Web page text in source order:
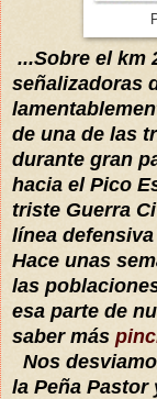
...Sobre el km
señalizadoras
lamentable
de una de las
durante gran
hacia el Pico E
triste Guerra
línea defensiva
Hace unas
las
esa parte de
saber más
Nos
la Peña Pastor